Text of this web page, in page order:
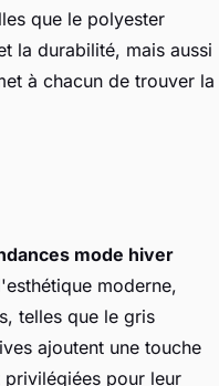
que le polyester
la durabilité, mais aussi
à chacun de trouver la
mode hiver
moderne,
telles que le gris
ajoutent une touche
pour leur